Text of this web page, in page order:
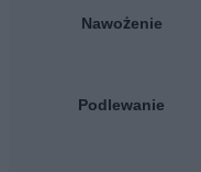
Nawożenie
Podlewanie